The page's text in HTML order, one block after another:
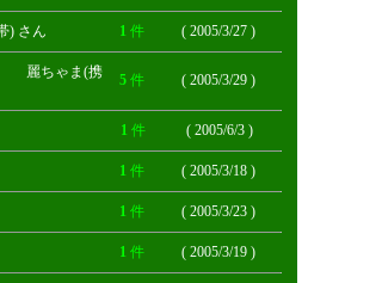
ん 1 件 ( 2005/3/27 )
ま(携
5 件 ( 2005/3/29 )
1 件 ( 2005/6/3 )
1 件 ( 2005/3/18 )
1 件 ( 2005/3/23 )
1 件 ( 2005/3/19 )